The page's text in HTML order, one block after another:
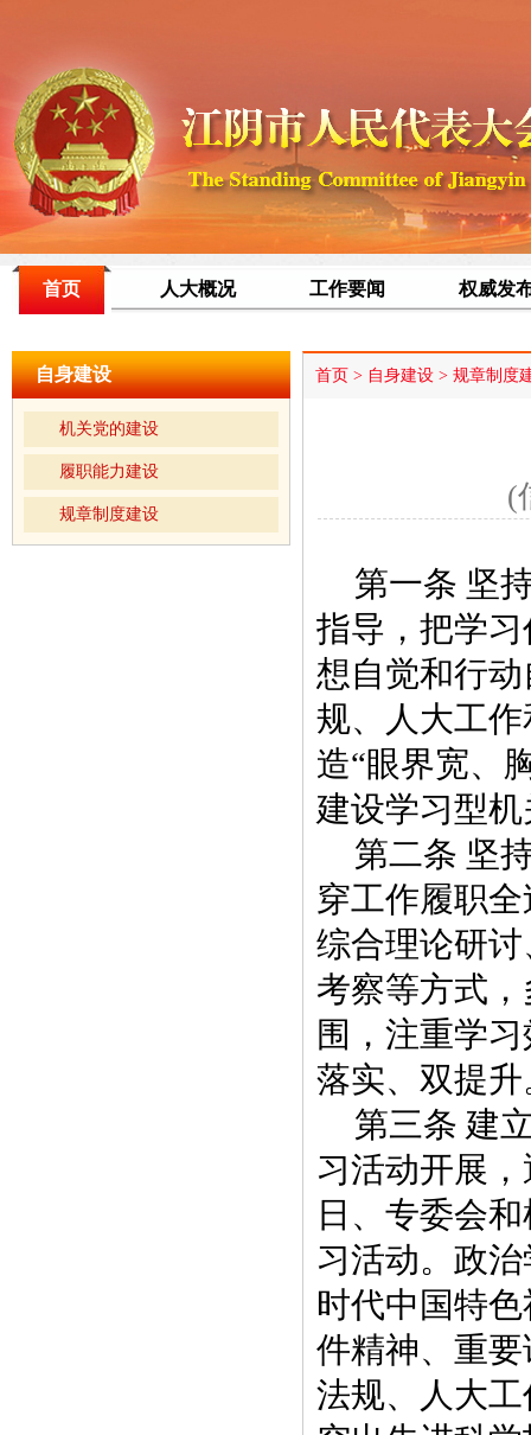
首页 人大概况 工作要闻 权威发
自身建设
机关党的建设
履职能力建设
规章制度建设
首页 > 自身建设 > 规章制度
(
第一条 坚
指导，把学
想自觉和行
规、人大工
造“眼界宽、
建设学习型
第二条 坚
穿工作履职
综合理论研
考察等方式
围，注重学
落实、双提升
第三条 建
习活动开展
日、专委会
习活动。政
时代中国特
件精神、重
法规、人大